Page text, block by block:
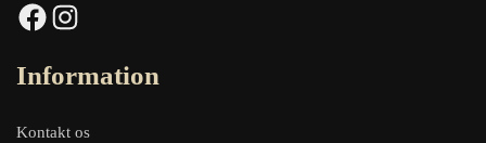
Facebook Instagram
Information
Kontakt os